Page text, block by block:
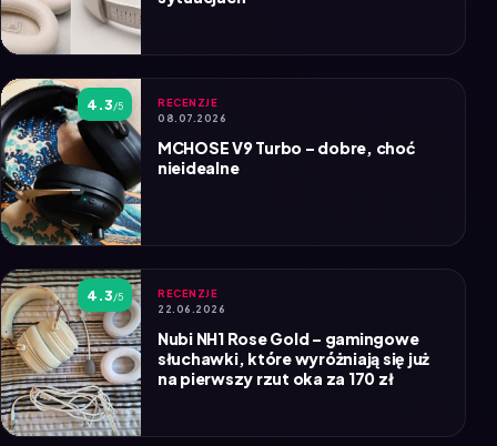
4.3/5
RECENZJE
08.07.2026
MCHOSE V9 Turbo – dobre, choć
nieidealne
4.3/5
RECENZJE
22.06.2026
Nubi NH1 Rose Gold – gamingowe
słuchawki, które wyróżniają się już
na pierwszy rzut oka za 170 zł